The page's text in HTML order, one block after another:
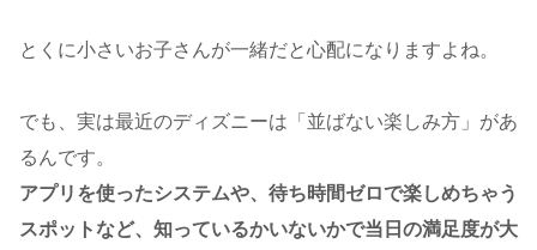
とくに小さいお子さんが一緒だと心配になりますよね。
でも、実は最近のディズニーは「並ばない楽しみ方」があ
るんです。
アプリを使ったシステムや、待ち時間ゼロで楽しめちゃう
スポットなど、知っているかいないかで当日の満足度が大